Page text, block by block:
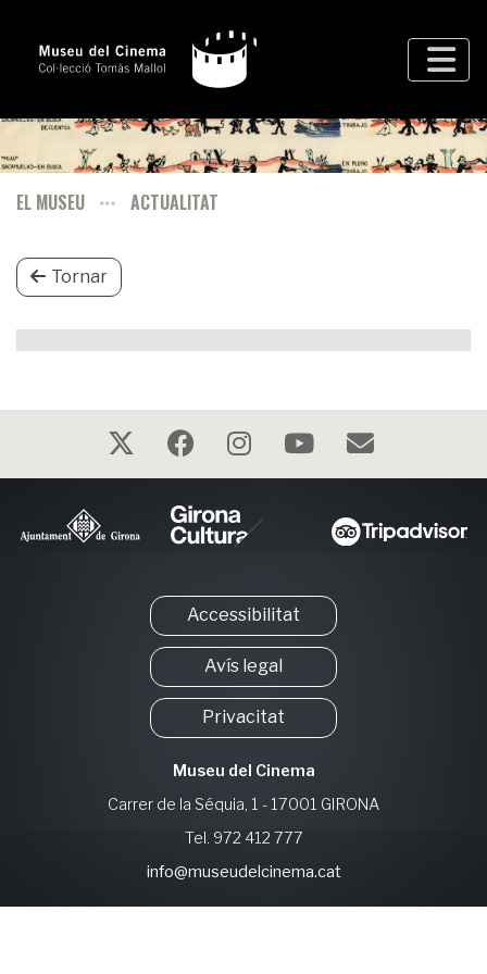
EL MUSEU ACTUALITAT
Tornar
Accessibilitat
Avís legal
Privacitat
Museu del Cinema
Carrer de la Séquia, 1 - 17001 GIRONA
Tel. 972 412 777
info@museudelcinema.cat